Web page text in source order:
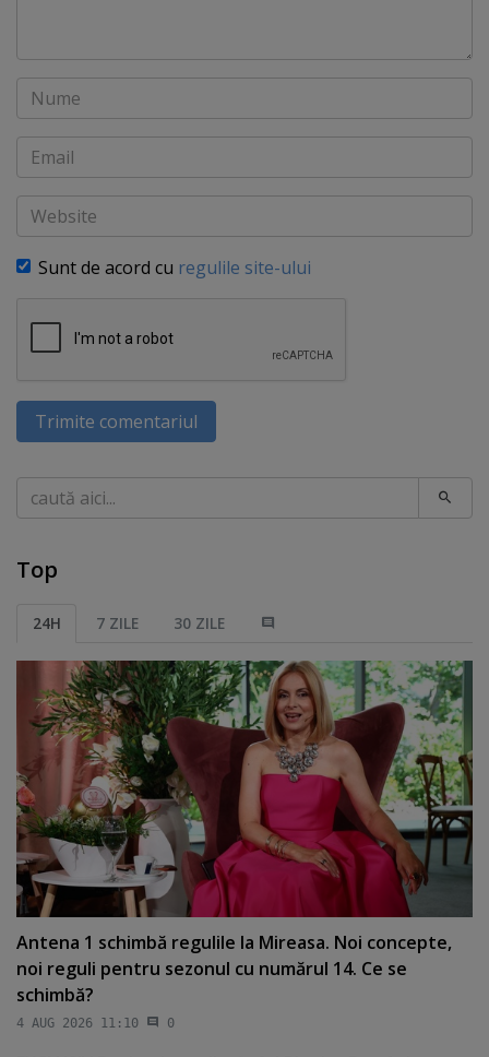
Nume
Email
Website
Sunt de acord cu regulile site-ului
Trimite comentariul
Caută
Top
24H 7 ZILE 30 ZILE
Antena 1 schimbă regulile la Mireasa. Noi concepte,
noi reguli pentru sezonul cu numărul 14. Ce se
schimbă?
4 AUG 2026 11:10 0